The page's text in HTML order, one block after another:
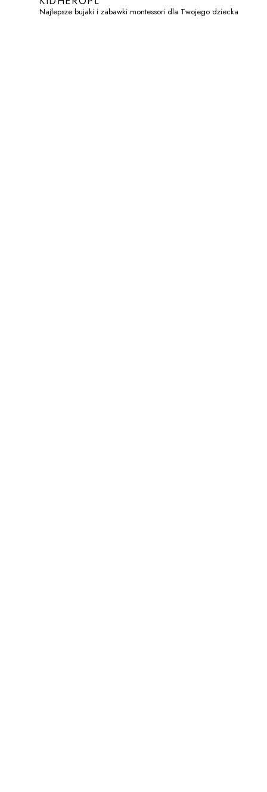
Najlepsze bujaki i zabawki montessori dla Twojego dziecka